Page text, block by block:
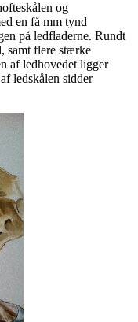
og
en få mm tynd
på ledfladerne. Rundt
samt flere stærke
af ledhovedet ligger
ledskålen sidder